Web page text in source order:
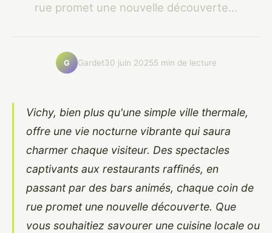
rue promet une nouvelle découverte...
G Gardet30 juin 20255 min de lecture
Vichy, bien plus qu'une simple ville thermale,
offre une vie nocturne vibrante qui saura
charmer chaque visiteur. Des spectacles
captivants aux restaurants raffinés, en
passant par des bars animés, chaque coin de
rue promet une nouvelle découverte. Que
vous souhaitiez savourer une cuisine locale ou